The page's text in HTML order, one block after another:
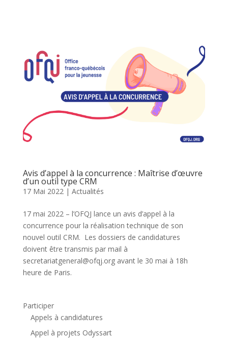
Avis d’appel à la concurrence : Maîtrise d’œuvre
d’un outil type CRM
17 Mai 2022 | Actualités
17 mai 2022 – l’OFQJ lance un avis d’appel à la
concurrence pour la réalisation technique de son
nouvel outil CRM. Les dossiers de candidatures
doivent être transmis par mail à
secretariatgeneral@ofqj.org avant le 30 mai à 18h
heure de Paris.
Participer
Appels à candidatures
Appel à projets Odyssart